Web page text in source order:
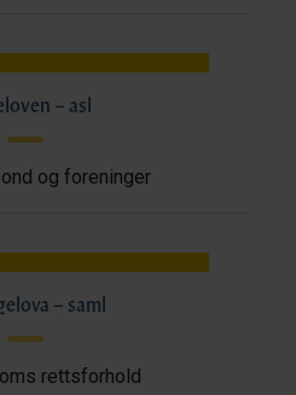
– asl
og foreninger
– saml
rettsforhold